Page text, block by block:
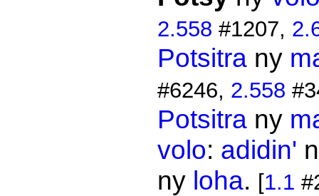
2.558 #1207,
Potsitrany
#6246, 2.558
Potsitrany
volo: adidin'
ny loha. [1.1